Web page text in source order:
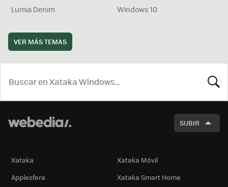
Lumia Denim
Windows 10
VER MÁS TEMAS
SUBIR
Xataka
Xataka Móvil
Applesfera
Xataka Smart Home